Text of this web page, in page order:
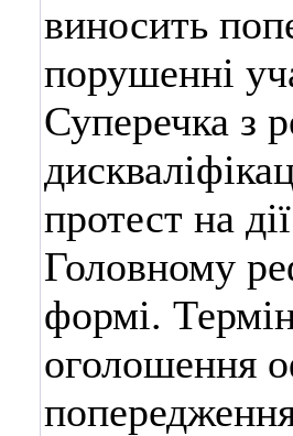
виносить
порушенні
Суперечка з
протест на
Головному
формі.
оголошення